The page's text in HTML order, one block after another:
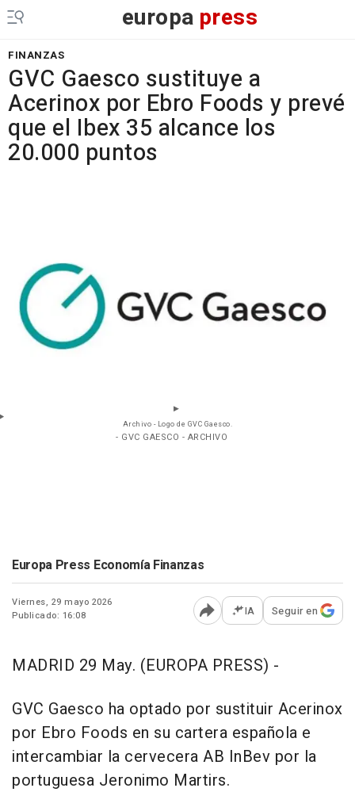
europa press
FINANZAS
GVC Gaesco sustituye a
Acerinox por Ebro Foods y prevé
que el Ibex 35 alcance los
20.000 puntos
Archivo - Logo de GVC Gaesco.
- GVC GAESCO - ARCHIVO
Europa Press Economía Finanzas
Viernes, 29 mayo 2026
Publicado: 16:08
Abrir opciones para
IA Seguir en
MADRID 29 May. (EUROPA PRESS) -
GVC Gaesco ha optado por sustituir Acerinox
por Ebro Foods en su cartera española e
intercambiar la cervecera AB InBev por la
portuguesa Jeronimo Martirs.